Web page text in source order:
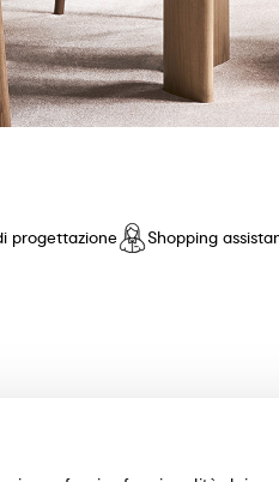
progettazione Shopping
esclusiva di mobili e accessori
di tavoli, sedie, letti, divani e